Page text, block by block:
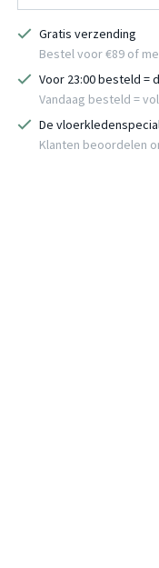
Gratis verzending
Bestel voor €89 of
Voor 23:00 besteld =
Vandaag besteld =
De
Klanten beoordelen